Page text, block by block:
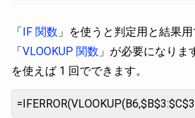
「 IF 関数 」を使うと判定用と結果
「 VLOOKUP 関数 」が必要になりま
を使えば 1 回でできます。